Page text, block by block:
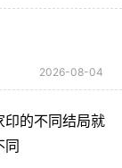
2026-08-04
印的不同结局就
同